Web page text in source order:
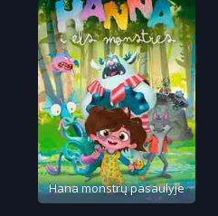
Hana monstrų pasaulyje